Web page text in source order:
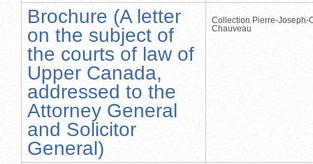
Brochure (A letter
on the subject of
the courts of law of
Upper Canada,
addressed to the
Attorney General
and Solicitor
General)
Collection Pierre-Joseph-
Chauveau